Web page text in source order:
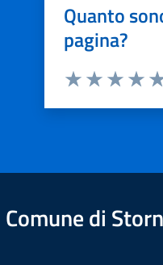
Quanto
pagina?
Comune di